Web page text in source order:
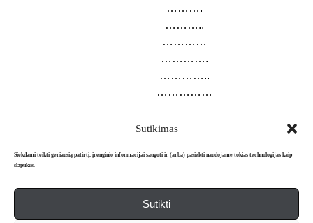
Sutikimas
Siekdami teikti geriausią patirtį, įrenginio informacijai saugoti ir (arba) pasiekti naudojame tokias technologijas kaip
slapukus.
Sutikti
……….
………..
…………
………….
…………..
……………